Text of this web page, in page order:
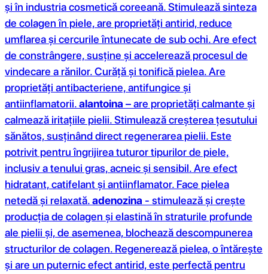
și în industria cosmetică coreeană. Stimulează sinteza
de colagen în piele, are proprietăți antirid, reduce
umflarea și cercurile întunecate de sub ochi. Are efect
de constrângere, susține și accelerează procesul de
vindecare a rănilor. Curăță și tonifică pielea. Are
proprietăți antibacteriene, antifungice și
antiinflamatorii.alantoina – are proprietăți calmante și
calmează iritațiile pielii. Stimulează creșterea țesutului
sănătos, susținând direct regenerarea pielii. Este
potrivit pentru îngrijirea tuturor tipurilor de piele,
inclusiv a tenului gras, acneic și sensibil. Are efect
hidratant, catifelant și antiinflamator. Face pielea
netedă și relaxată.adenozina - stimulează și crește
producția de colagen și elastină în straturile profunde
ale pielii și, de asemenea, blochează descompunerea
structurilor de colagen. Regenerează pielea, o întărește
și are un puternic efect antirid, este perfectă pentru